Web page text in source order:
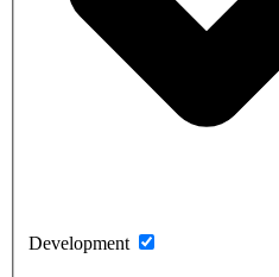
Development